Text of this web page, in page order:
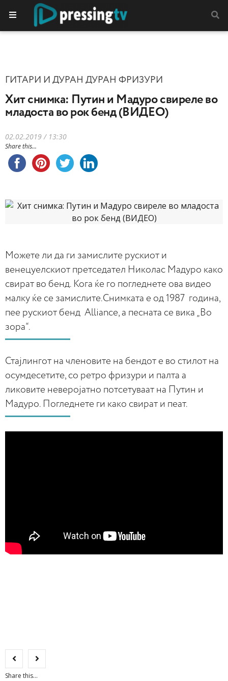
ГИТАРИ И ДУРАН ДУРАН ФРИЗУРИ
Хит снимка: Путин и Мадуро свиреле во
младоста во рок бенд (ВИДЕО)
02.02.2019 / 13:30
Share this...
Можете ли да ги замислите рускиот и
венецуелскиот претседател Николас Мадуро како
свират во бенд. Кога ќе го погледнете ова видео
малку ќе се замислите.Снимката е од 1987 година,
пее рускиот бенд Alliance, а песната се вика „Во
зора“.
Стајлингот на членовите на бендот е во стилот на
осумдесетите, со ретро фризури и палта а
ликовите неверојатно потсетуваат на Путин и
Мадуро. Погледнете ги како свират и пеат.
Share this...